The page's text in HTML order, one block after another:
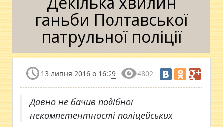
ганьби Полтавської
патрульної поліції
13 липня 2016 о 16:29 4802
Давно не бачив подібної
некомпетентності поліцейських